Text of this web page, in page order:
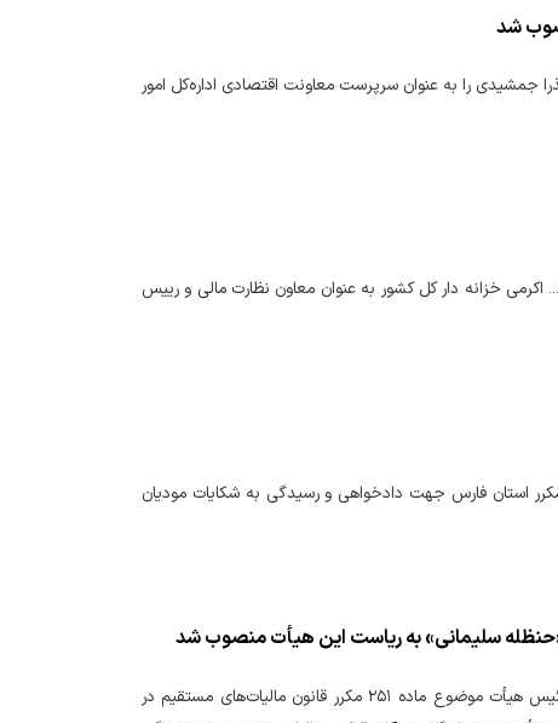
شد
جمشیدی را به عنوان سرپرست معاونت اقتصادی اداره‌کل امور
اکرمی خزانه دار کل کشور به عنوان معاون نظارت مالی و رییس
احکام جدید از سوی وزیر امور اقتصادی و دارایی، ترکیب هیئت موضوع ماده ۲۵۱ مکرر استان فارس جهت دادخواهی و رسیدگی به شکایات مودیان
با حکم دکتر مدنی‌زاده، وزیر امور اقتصادی و دارایی، «حنظله سلیمانی» به عنوان عضو و رئیس هیأت موضوع ماده ۲۵۱ مکرر قانون مالیات‌های مستقیم در